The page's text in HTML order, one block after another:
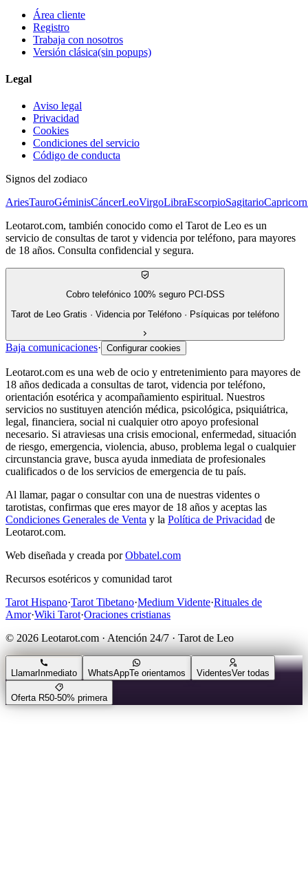
Área cliente
Registro
Trabaja con nosotros
Versión clásica(sin popups)
Legal
Aviso legal
Privacidad
Cookies
Condiciones del servicio
Código de conducta
Signos del zodiaco
AriesTauroGéminisCáncerLeoVirgoLibraEscorpioSagitario
Leotarot.com, también conocido como el Tarot de Leo es un
servicio de consultas de tarot y videncia por teléfono, para mayores
de 18 años. Consulta confidencial y segura.
Cobro telefónico 100% seguro PCI-DSS
Tarot de Leo Gratis · Videncia por Teléfono · Psíquicas por teléfono
Baja comunicaciones· Configurar cookies
Leotarot.com es una web de ocio y entretenimiento para mayores de
18 años dedicada a consultas de tarot, videncia por teléfono,
orientación esotérica y acompañamiento espiritual. Nuestros
servicios no sustituyen atención médica, psicológica, psiquiátrica,
legal, financiera, social ni cualquier otro apoyo profesional
necesario. Si atraviesas una crisis emocional, enfermedad, situación
de riesgo, emergencia, violencia, abuso, problema legal o cualquier
circunstancia grave, busca ayuda inmediata de profesionales
cualificados o de los servicios de emergencia de tu país.
Al llamar, pagar o consultar con una de nuestras videntes o
tarotistas, confirmas que eres mayor de 18 años y aceptas las
Condiciones Generales de Venta y la Política de Privacidad de
Leotarot.com.
Web diseñada y creada por Obbatel.com
Recursos esotéricos y comunidad tarot
Tarot Hispano·Tarot Tibetano·Medium Vidente·Rituales de
Amor·Wiki Tarot·Oraciones cristianas
© 2026 Leotarot.com · Atención 24/7 · Tarot de Leo
LlamarInmediato WhatsAppTe orientamos VidentesVer todas
Oferta R50-50% primera